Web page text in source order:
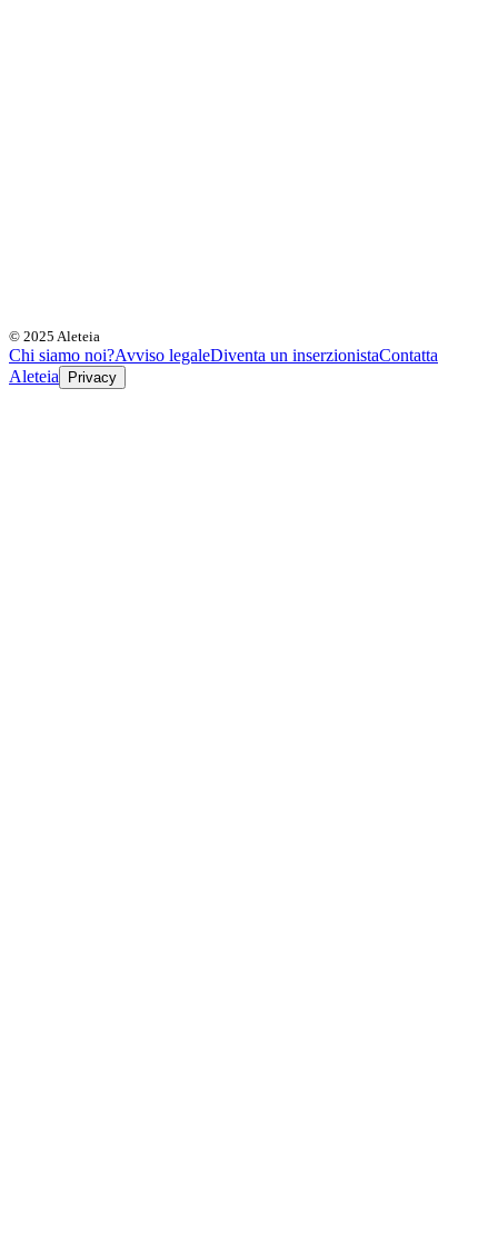
© 2025 Aleteia
Chi siamo noi?Avviso legaleDiventa un inserzionistaContatta
Aleteia
Privacy